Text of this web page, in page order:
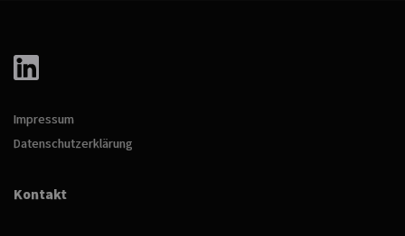
Impressum
Datenschutzerklärung
Kontakt